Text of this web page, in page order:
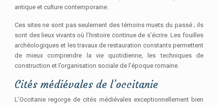
antique et culture contemporaine.
Ces sites ne sont pas seulement des témoins muets du passé ; ils
sont des lieux vivants où l’histoire continue de s’écrire. Les fouilles
archéologiques et les travaux de restauration constants permettent
de mieux comprendre la vie quotidienne, les techniques de
construction et l’organisation sociale de l’époque romaine.
Cités médiévales de l’occitanie
L’Occitanie regorge de cités médiévales exceptionnellement bien